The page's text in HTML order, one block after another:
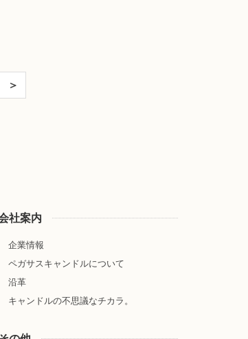
＞
社案内
企業情報
ペガサスキャンドルについて
沿革
キャンドルの不思議なチカラ。